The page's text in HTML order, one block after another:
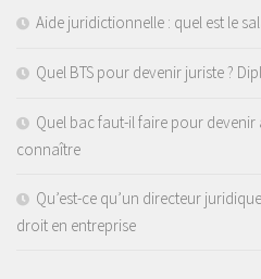
Aide juridictionnelle : quel est le
Quel BTS pour devenir juriste ?
Quel bac faut-il faire pour devenir
connaître
Qu’est-ce qu’un directeur
droit en entreprise